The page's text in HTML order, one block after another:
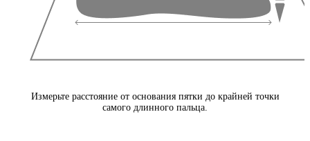
Измерьте расстояние от основания пятки до крайней точки
самого длинного пальца.